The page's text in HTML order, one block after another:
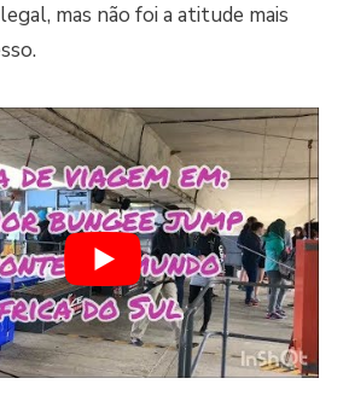
mas não foi a atitude mais